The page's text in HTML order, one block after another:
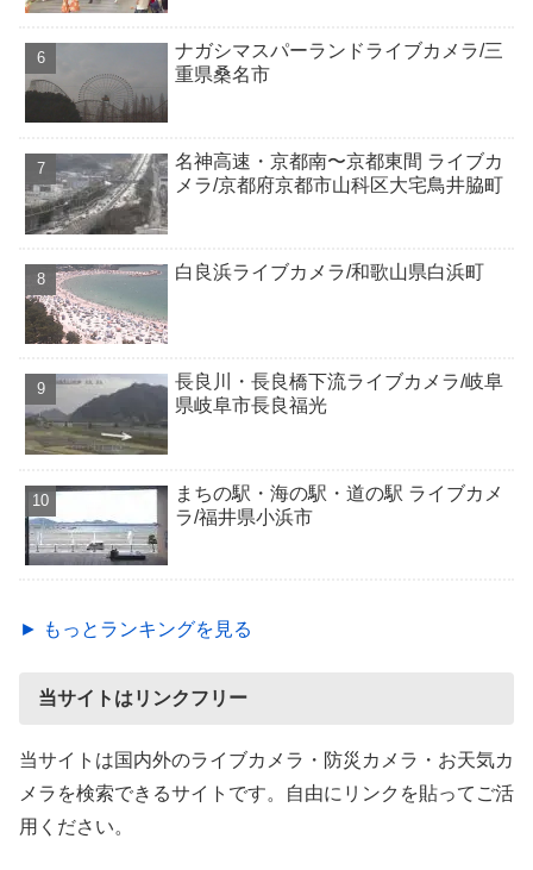
ナガシマスパーランドライブカメラ/三
重県桑名市
名神高速・京都南〜京都東間 ライブカ
メラ/京都府京都市山科区大宅鳥井脇町
白良浜ライブカメラ/和歌山県白浜町
長良川・長良橋下流ライブカメラ/岐阜
県岐阜市長良福光
まちの駅・海の駅・道の駅 ライブカメ
ラ/福井県小浜市
► もっとランキングを見る
当サイトはリンクフリー
当サイトは国内外のライブカメラ・防災カメラ・お天気カ
メラを検索できるサイトです。自由にリンクを貼ってご活
用ください。